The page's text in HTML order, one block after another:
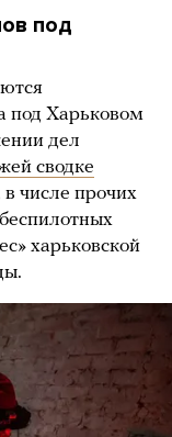
под
под Харьковом
дел
сводке
числе прочих
харьковской